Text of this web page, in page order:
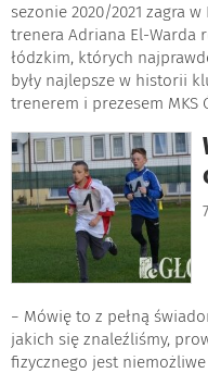
sezonie 2020/2021 zagra
trenera Adriana El-Warda
łódzkim, których
były najlepsze w historii
trenerem i prezesem MKS
− Mówię to z pełną
jakich się znaleźliśmy,
fizycznego jest